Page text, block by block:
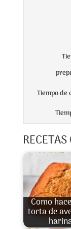
Tiempo de
Como
torta de